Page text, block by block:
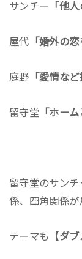
サンチー 「他
屋代 「婚外の
庭野 「愛情な
留守堂 「ホー
留守堂のサン
係、四角関係が
テーマも【ダブ